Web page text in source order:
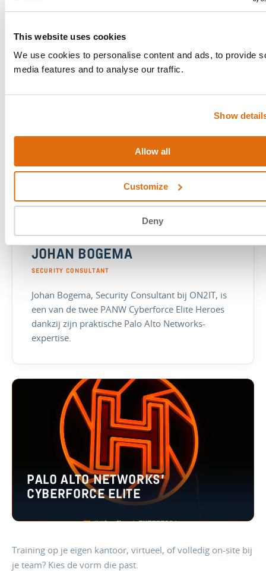
This website uses cookies
We use cookies to personalise content and ads, to provide
media features and to analyse our traffic.
Show
Allow all
Customize
Deny
PANW CYBERFORCE ELITE
FIELD CTO
Field CTO Rob Maas is een van de twee PANW
door Palo Alto Networks om zijn cybersecurity-
JOHAN BOGEMA
SECURITY CONSULTANT
Johan Bogema, Security Consultant bij ON2IT, is
een van de twee PANW Cyberforce Elite Heroes
dankzij zijn praktische Palo Alto Networks-
expertise.
PALO ALTO NETWORKS’
CYBERFORCE ELITE
Training op je eigen kantoor, virtueel, of volledig on-site bij
je team? Kies de vorm die past.